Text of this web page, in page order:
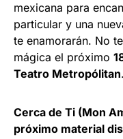
mexicana para
particular y una
te enamorarán. No
mágica el próximo
Teatro Metropólitan
Cerca de Ti (Mon
próximo material